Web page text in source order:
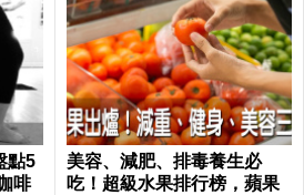
點5
啡
美容、減肥、排毒養生必
吃！超級水果排行榜，蘋果